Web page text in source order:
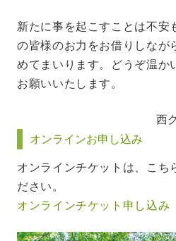
新たに事を起こすことは不安
の皆様のお力をお借りしなが
めてまいります。どうぞ温か
お願いいたします。
西
オンラインお申し込み
オンラインチケットは、こち
ださい。
オンラインチケット申し込み